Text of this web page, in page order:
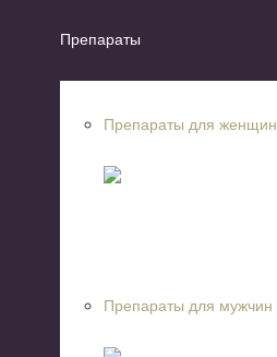
Препараты
Препараты для женщин
Препараты для мужчин